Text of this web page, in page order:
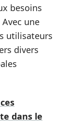
besoins
une
utilisateurs
divers
dans le